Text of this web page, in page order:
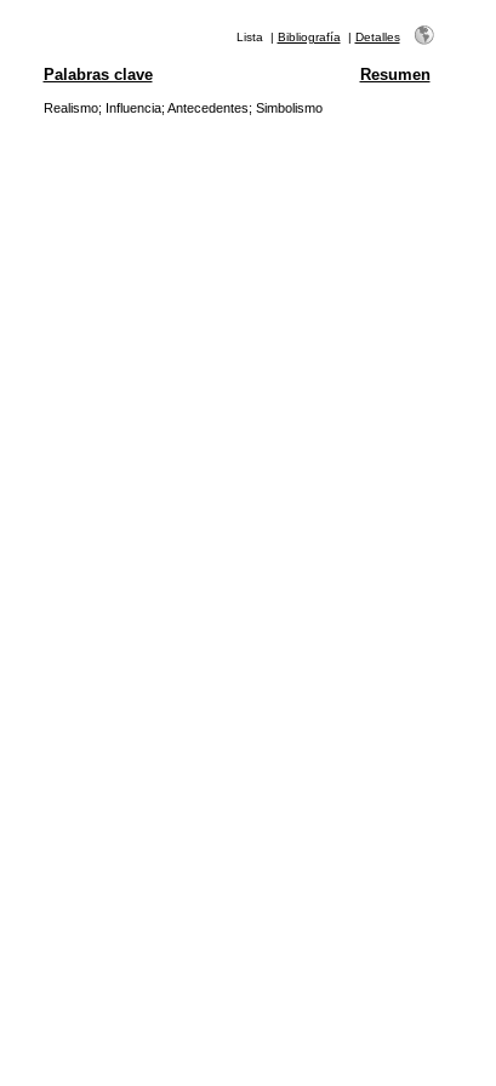
Lista | Bibliografía | Detalles
Palabras clave Resumen
Realismo; Influencia; Antecedentes; Simbolismo